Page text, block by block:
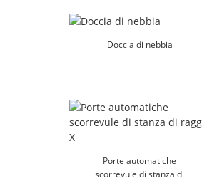
Doccia di nebbia
Porte automatiche
scorrevule di stanza di